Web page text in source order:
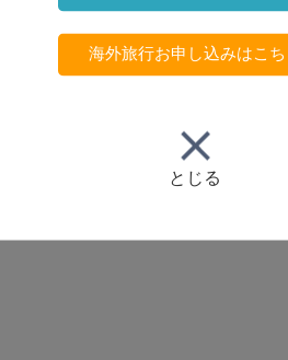
海外旅行お申し込みはこち
とじる